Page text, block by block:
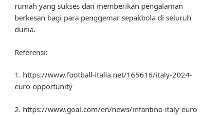
rumah yang sukses dan memberikan pengalaman
berkesan bagi para penggemar sepakbola di seluruh
dunia.
Referensi:
1. https://www.football-italia.net/165616/italy-2024-
euro-opportunity
2. https://www.goal.com/en/news/infantino-italy-euro-